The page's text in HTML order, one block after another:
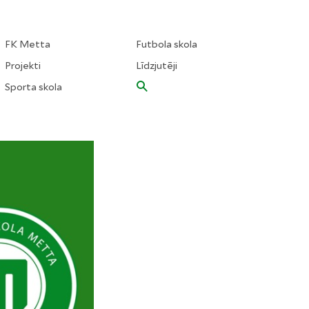
FK Metta
Projekti
Sporta skola
Futbola skola
Līdzjutēji